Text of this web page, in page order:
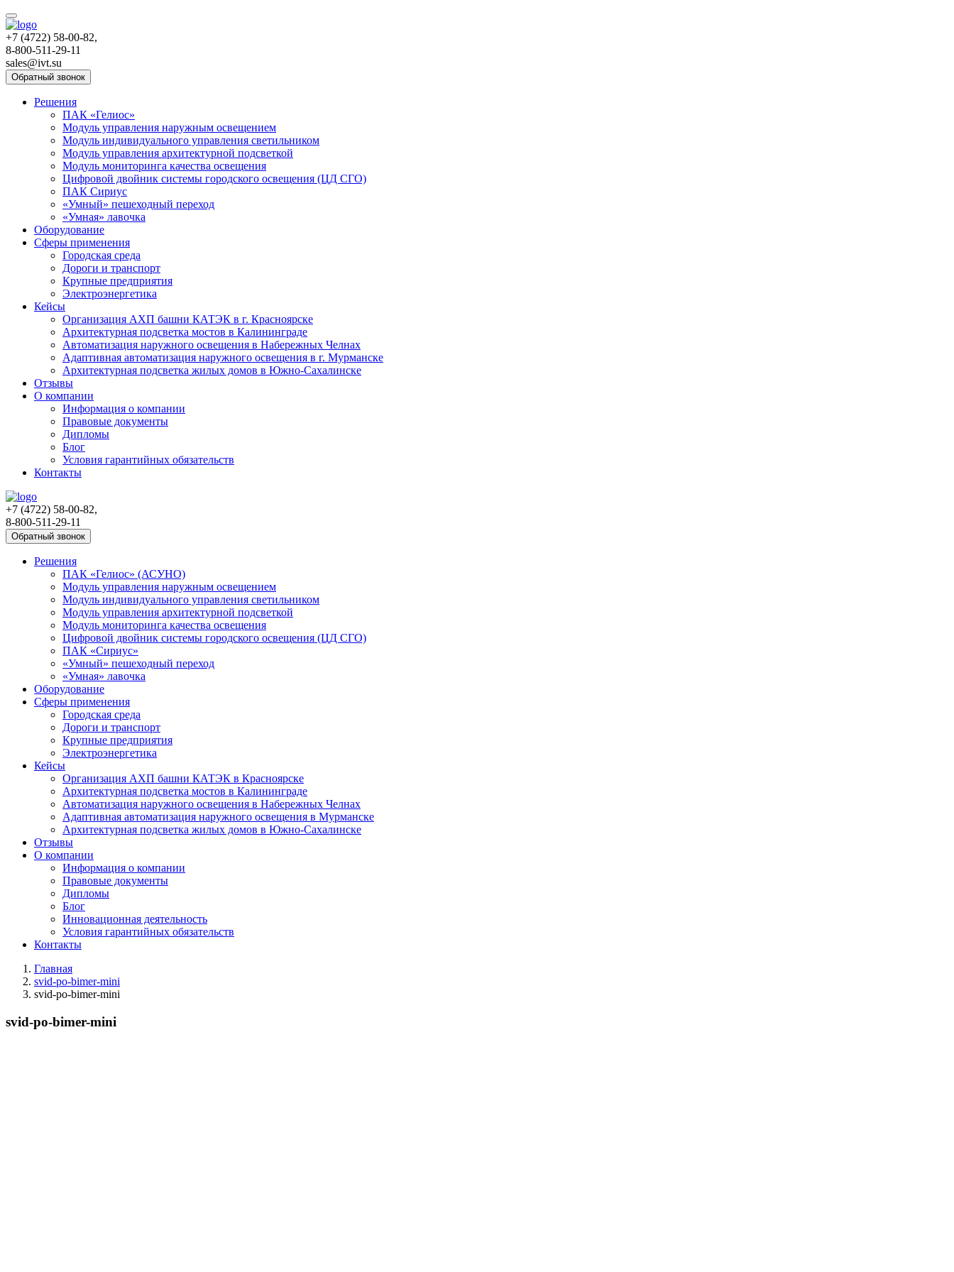
+7 (4722) 58-00-82,
8-800-511-29-11
sales@ivt.su
Обратный звонок
Решения
ПАК «Гелиос»
Модуль управления наружным освещением
Модуль индивидуального управления светильником
Модуль управления архитектурной подсветкой
Модуль мониторинга качества освещения
Цифровой двойник системы городского освещения (ЦД СГО)
ПАК Сириус
«Умный» пешеходный переход
«Умная» лавочка
Оборудование
Сферы применения
Городская среда
Дороги и транспорт
Крупные предприятия
Электроэнергетика
Кейсы
Организация АХП башни КАТЭК в г. Красноярске
Архитектурная подсветка мостов в Калининграде
Автоматизация наружного освещения в Набережных Челнах
Адаптивная автоматизация наружного освещения в г. Мурманске
Архитектурная подсветка жилых домов в Южно-Сахалинске
Отзывы
О компании
Информация о компании
Правовые документы
Дипломы
Блог
Условия гарантийных обязательств
Контакты
+7 (4722) 58-00-82,
8-800-511-29-11
Обратный звонок
Решения
ПАК «Гелиос» (АСУНО)
Модуль управления наружным освещением
Модуль индивидуального управления светильником
Модуль управления архитектурной подсветкой
Модуль мониторинга качества освещения
Цифровой двойник системы городского освещения (ЦД СГО)
ПАК «Сириус»
«Умный» пешеходный переход
«Умная» лавочка
Оборудование
Сферы применения
Городская среда
Дороги и транспорт
Крупные предприятия
Электроэнергетика
Кейсы
Организация АХП башни КАТЭК в Красноярске
Архитектурная подсветка мостов в Калининграде
Автоматизация наружного освещения в Набережных Челнах
Адаптивная автоматизация наружного освещения в Мурманске
Архитектурная подсветка жилых домов в Южно-Сахалинске
Отзывы
О компании
Информация о компании
Правовые документы
Дипломы
Блог
Инновационная деятельность
Условия гарантийных обязательств
Контакты
Главная
svid-po-bimer-mini
svid-po-bimer-mini
svid-po-bimer-mini